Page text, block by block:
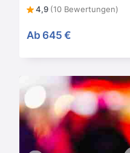
4,9 (10 Bewertungen)
Ab 645 €